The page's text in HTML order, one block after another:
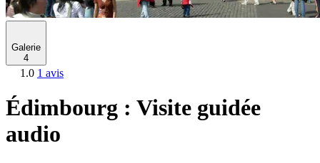
Galerie
4
1.0 1 avis
Édimbourg : Visite guidée
audio